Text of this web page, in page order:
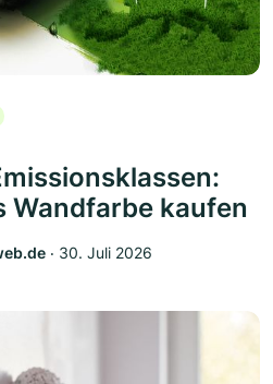
Wandfarbe kaufen
‧ 30. Juli 2026